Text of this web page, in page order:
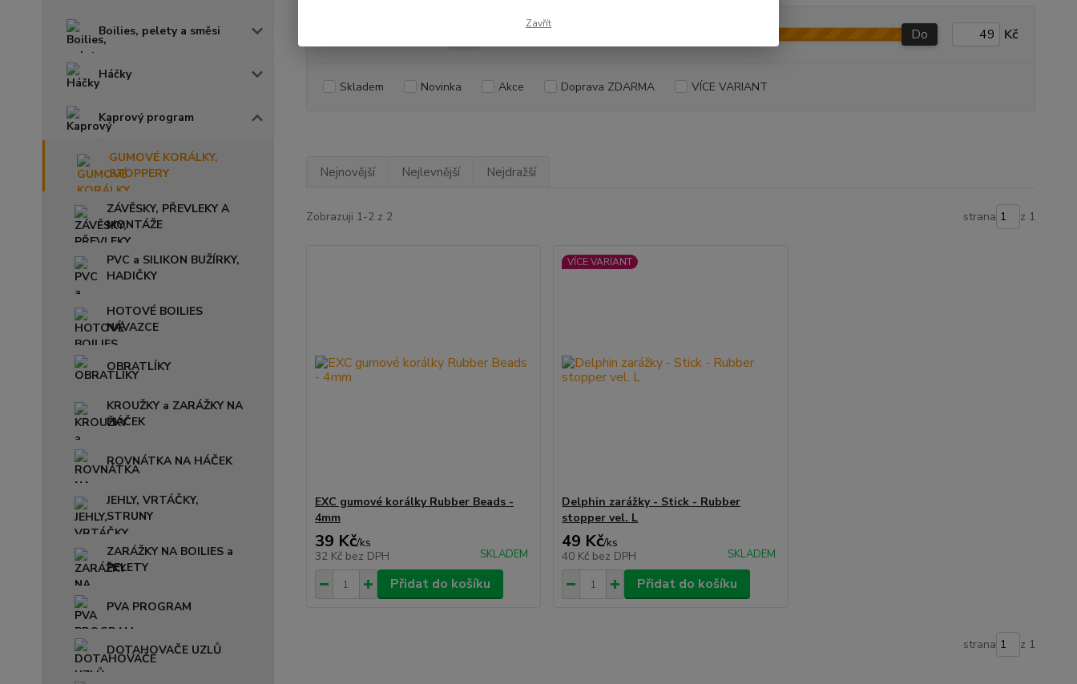
Boilies, pelety a směsi
Háčky
Kaprový program
GUMOVÉ KORÁLKY,
STOPPERY
ZÁVĚSKY, PŘEVLEKY A
MONTÁŽE
PVC a SILIKON BUŽÍRKY,
HADIČKY
HOTOVÉ BOILIES
NÁVAZCE
OBRATLÍKY
KROUŽKY a ZARÁŽKY NA
HÁČEK
ROVNÁTKA NA HÁČEK
JEHLY, VRTÁČKY,
STRUNY
ZARÁŽKY NA BOILIES a
PELETY
PVA PROGRAM
DOTAHOVAČE UZLŮ
Do Kč
Skladem Novinka Akce Doprava ZDARMA VÍCE VARIANT
Nejnovější Nejlevnější Nejdražší
Zobrazuji 1-2 z 2 strana z 1
EXC gumové korálky Rubber Beads -
4mm
39 Kč/ks
32 Kč bez DPH SKLADEM
Přidat do košíku
VÍCE VARIANT
Delphin zarážky - Stick - Rubber
stopper vel. L
49 Kč/ks
40 Kč bez DPH SKLADEM
Přidat do košíku
strana z 1
Zavřít